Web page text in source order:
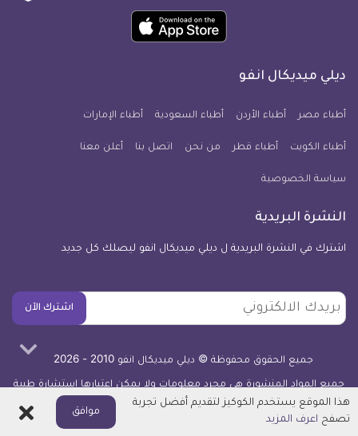
فيسبوكتويتر
ميديكال
يوتيوب
ميديكال
انفو
ميديكال
انفو
ميديكال
انفو
حمل
تطبيق
معلومة
للآيفون
ديلي ميديكال انفو
أطباء مصر أطباء الأردن أطباء السعودية أطباء الإمارات
أطباء الكويت أطباء قطر من نحن اتصل بنا أعلن معنا
سياسة الخصوصية
النشرة البريدية
اشترك في النشرة البريدية ل ديلي ميديكال انفو ليصلك كل جديد
بريدك
الالكتروني
اشترك الآن
جميع الحقوق محفوظة © ديلي ميديكال انفو 2010 - 2026
جميع المواد المنشورة هي مجرد معلومات ولا يمكن اعتبارها استشارة طبية
أو توصية علاجية - اعرف المزيد
هذا الموقع يستخدم الكوكيز لتقديم أفضل تجربة
تصفح اعرف المزيد
موافق اغلاق